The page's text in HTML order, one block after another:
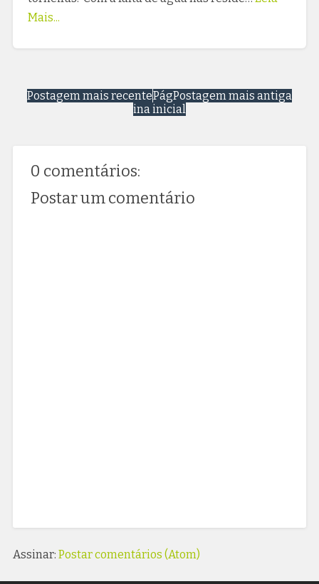
Mais...
Postagem mais recente Postagem mais antiga
Pág
ina inicial
0 comentários:
Postar um comentário
Assinar: Postar comentários (Atom)